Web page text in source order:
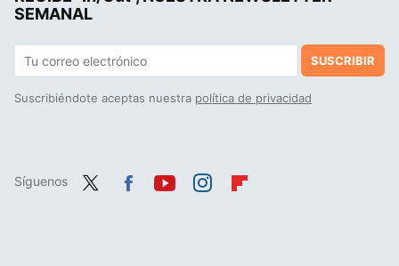
SEMANAL
SUSCRIBIR
Suscribiéndote aceptas nuestra política de privacidad
Síguenos